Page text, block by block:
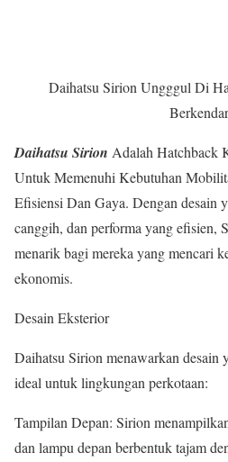
Daihatsu Sirion Ungggul Di
Daihatsu Sirion Adalah Hatchback
Untuk Memenuhi Kebutuhan
Efisiensi Dan Gaya. Dengan desain
canggih, dan performa yang efisien,
menarik bagi mereka yang mencari
ekonomis.
Desain Eksterior
Daihatsu Sirion menawarkan desain
ideal untuk lingkungan perkotaan:
Tampilan Depan: Sirion
dan lampu depan berbentuk tajam